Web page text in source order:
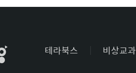
테라북스 비상교